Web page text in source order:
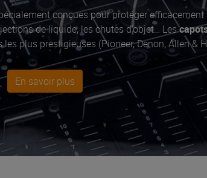
conçues pour protéger efficacement
de liquide, les chutes d’objet… Les
plus prestigieuses (Pioneer, Denon, Allen &
En savoir plus